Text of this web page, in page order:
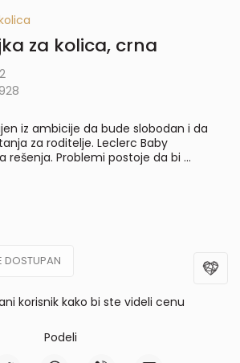
za kolica, crna
iz ambicije da bude slobodan i da
za roditelje. Leclerc Baby
rešenja. Problemi postoje da bi ...
DOSTUPAN
korisnik kako bi ste videli cenu
Podeli